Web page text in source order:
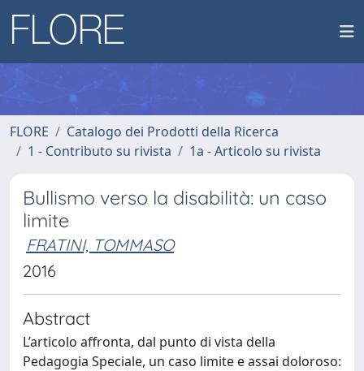
FLORE
Catalogo dei Prodotti della Ricerca
1 - Contributo su rivista
1a - Articolo su rivista
Bullismo verso la disabilità: un caso
limite
FRATINI, TOMMASO
2016
Abstract
L’articolo affronta, dal punto di vista della
Pedagogia Speciale, un caso limite e assai doloroso: